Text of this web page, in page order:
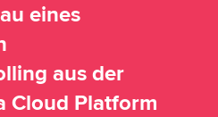
eines
aus der
Cloud Platform